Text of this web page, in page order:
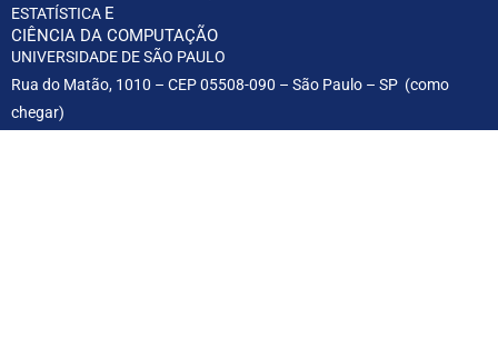
ESTATÍSTICA E
CIÊNCIA DA COMPUTAÇÃO
UNIVERSIDADE DE SÃO PAULO
Rua do Matão, 1010 – CEP 05508-090 – São Paulo – SP (como
chegar)